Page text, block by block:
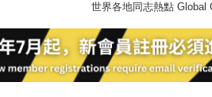
世界各地同志熱點